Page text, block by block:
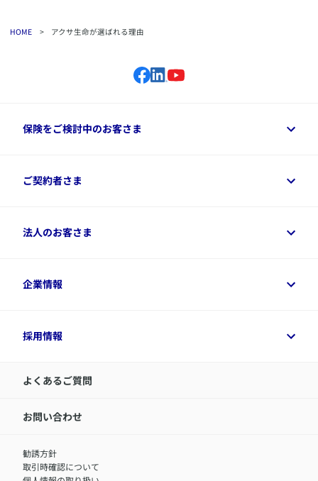
HOME > アクサ生命が選ばれる理由
保険をご検討中のお客さま
保険をご検討中のお客さまトップ
資料請求
変額保険各種情報
ご契約者さま
ご契約者さまトップ
デジタル約款
令和8年（2026年）分の生命保険料控除証明書について
アクサのネット完結保険（旧アクサダイレクト生命）
法人のお客さま
法人のお客さまトップ
経営者サポートサービス
企業情報
企業情報トップ
アクサ生命が選ばれる理由
IR情報
サステナビリティの取り組み
​お客さまを金融犯罪からお守りするために
アクサグループについて
採用情報
採用情報トップ
中途採用：内勤正社員
職）
中途採用：フィナンシャルプラン・アドバイザー（営業職）
障害者採用
よくあるご質問
お問い合わせ
勧誘方針
取引時確認について